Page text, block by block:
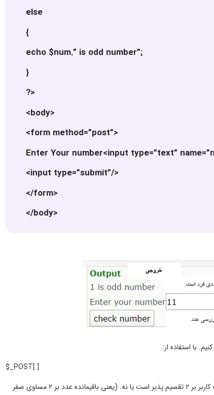
else
{
echo $num.” is odd number”;
}
?>
<body>
<form method=”post”>
Enter Your number<input type=”text”
<input type=”submit”/>
</form>
</body>
$_POST[ ]
مقادیری که کاربر وارد می کند؛ دریافت می شود. سپس بررسی می شود که آیا عدد وارد شده از طرف کاربر بر ۲ تقسیم پذیر است یا نه. (یعنی باقیمانده عدد بر ۲ مساوی صفر